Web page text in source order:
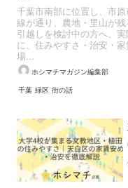
千葉市南部に位置し、市
線が通り、農地・里山が
引越しを検討中の方へ、
に、住みやすさ・治安・
場...
ホシマチマガジン編集部
千葉 緑区 街の話